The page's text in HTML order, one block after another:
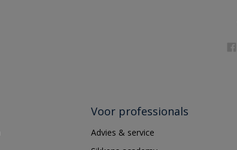
Voor professionals
Advies & service